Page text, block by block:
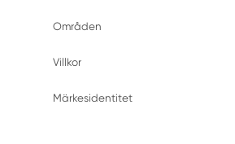
Områden
Villkor
Märkesidentitet